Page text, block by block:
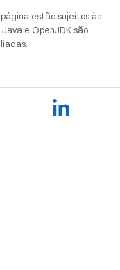
estão sujeitos às
Java e OpenJDK são